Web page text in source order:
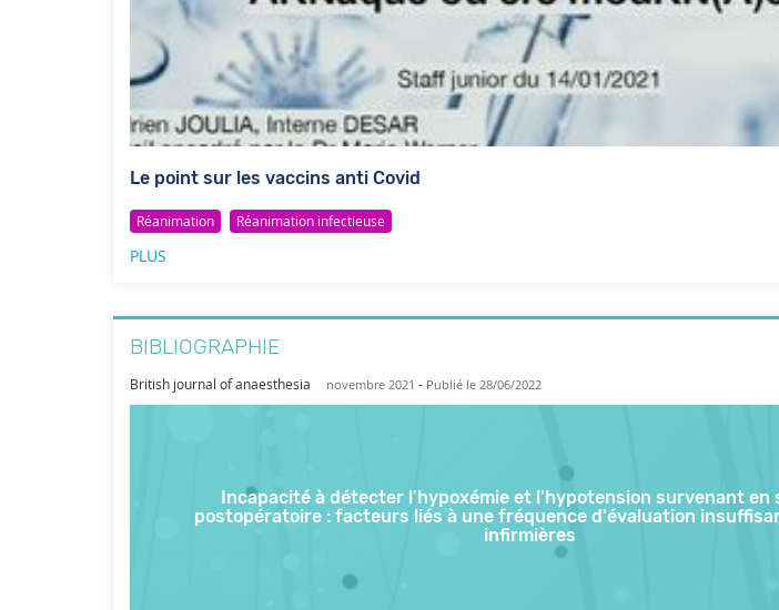
Le point sur les vaccins anti Covid
Réanimation Réanimation infectieuse
PLUS
BIBLIOGRAPHIE
British journal of anaesthesia novembre 2021 - Publié le 28/06/2022
Incapacité à détecter l’hypoxémie et l’hypotension survenant en
postopératoire : facteurs liés à une fréquence d'évaluation
infirmières